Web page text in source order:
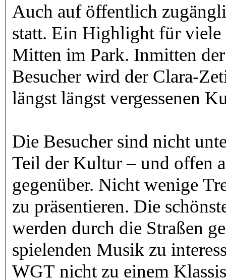
Auch auf öffentlich
statt. Ein Highlight für
Mitten im Park. Inmitten
Besucher wird der Clara-
längst längst vergessenen
Die Besucher sind nicht
Teil der Kultur – und offen
gegenüber. Nicht wenige
zu präsentieren. Die
werden durch die Straßen
spielenden Musik zu
WGT nicht zu einem